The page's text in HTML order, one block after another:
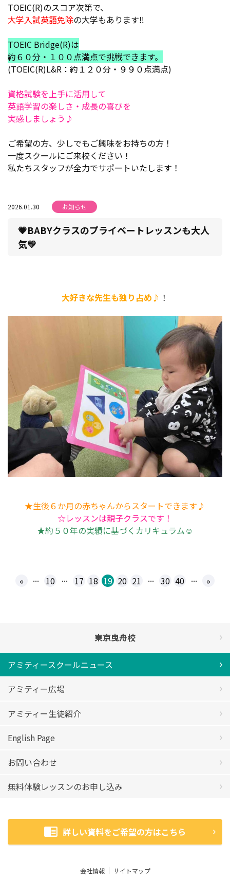
TOEIC(R)のスコア次第で、
大学入試英語免除の大学もあります‼
TOEIC Bridge(R)は
約６０分・１００点満点で挑戦できます。
(TOEIC(R)L&R：約１２０分・９９０点満点)
資格試験を上手に活用して
英語学習の楽しさ・成長の喜びを
実感しましょう♪
ご希望の方、少しでもご興味をお持ちの方！
一度スクールにご来校ください！
私たちスタッフが全力でサポートいたします！
2026.01.30 お知らせ
💗BABYクラスのプライベートレッスンも大人
気💛
大好きな先生も独り占め♪ ！
★生後６か月の赤ちゃんからスタートできます♪
☆レッスンは親子クラスです！
★約５０年の実績に基づくカリキュラム☺
« ... 10 ... 17 18 19 20 21 ... 30 40 ... »
東京曳舟校
アミティースクールニュース
アミティー広場
アミティー生徒紹介
English Page
お問い合わせ
無料体験レッスンのお申し込み
詳しい資料をご希望の方はこちら
会社情報 サイトマップ